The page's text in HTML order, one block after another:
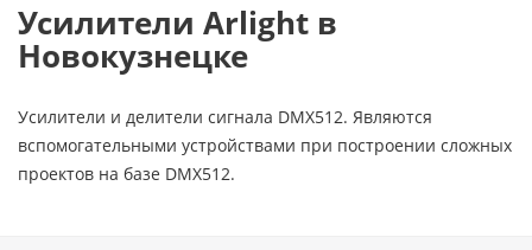
Усилители Arlight в
Новокузнецке
Усилители и делители сигнала DMX512. Являются
вспомогательными устройствами при построении сложных
проектов на базе DMX512.